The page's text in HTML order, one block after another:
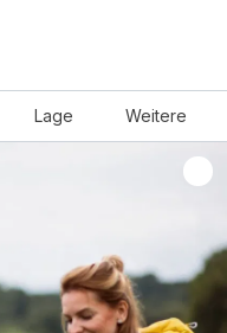
Lage Weitere